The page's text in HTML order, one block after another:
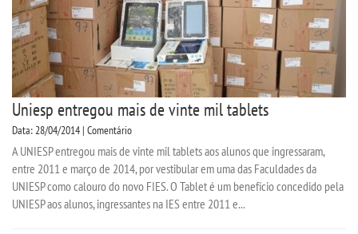
Uniesp entregou mais de vinte mil tablets
Data: 28/04/2014 | Comentário
A UNIESP entregou mais de vinte mil tablets aos alunos que ingressaram,
entre 2011 e março de 2014, por vestibular em uma das Faculdades da
UNIESP como calouro do novo FIES. O Tablet é um benefício concedido pela
UNIESP aos alunos, ingressantes na IES entre 2011 e...